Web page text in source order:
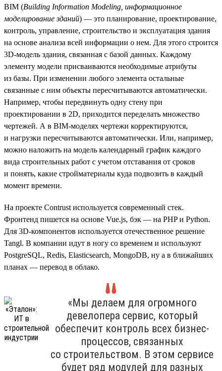
BIM (Building Information Modeling, информационное
моделирование зданий) — это планирование, проектирование,
контроль, управление, строительство и эксплуатация здания
на основе анализа всей информации о нем. Для этого строится
3D-модель здания, связанная с базой данных. Каждому
элементу модели присваиваются необходимые атрибуты
из базы. При изменении любого элемента остальные
связанные с ним объекты пересчитываются автоматически.
Например, чтобы передвинуть одну стену при
проектировании в 2D, приходится переделать множество
чертежей. А в BIM-моделях чертежи корректируются,
и нагрузки пересчитываются автоматически. Или, например,
можно наложить на модель календарный график каждого
вида строительных работ с учетом отставания от сроков
и понять, какие стройматериалы куда подвозить в каждый
момент времени.
На проекте Contrust используется современный стек.
Фронтенд пишется на основе Vue.js, бэк — на PHP и Python.
Для 3D-компонентов используется отечественное решение
Tangl. В компании идут в ногу со временем и используют
PostgreSQL, Redis, Elasticsearch, MongoDB, ну а в ближайших
планах — перевод в облако.
«Мы делаем для огромного
девелопера сервис, который
обеспечит контроль всех бизнес-
процессов, связанных
со строительством. В этом сервисе
будет ряд модулей для разных